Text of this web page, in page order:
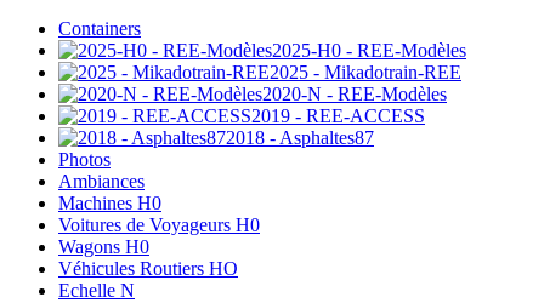
Containers
2025-H0 - REE-Modèles
2025 - Mikadotrain-REE
2020-N - REE-Modèles
2019 - REE-ACCESS
2018 - Asphaltes87
Photos
Ambiances
Machines H0
Voitures de Voyageurs H0
Wagons H0
Véhicules Routiers HO
Echelle N